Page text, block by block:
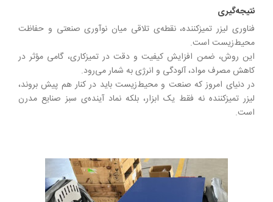
نتیجه‌گیری
فناوری لیزر تمیزکننده، نقطه‌ی تلاقی میان نوآوری صنعتی و حفاظت
محیط‌زیست است.
این روش، ضمن افزایش کیفیت و دقت در تمیزکاری، گامی مؤثر در
کاهش مصرف مواد، آلودگی و انرژی به شمار می‌رود.
در دنیای امروز که صنعت و محیط‌زیست باید در کنار هم پیش بروند،
لیزر تمیزکننده نه فقط یک ابزار، بلکه نماد آینده‌ی سبز صنایع مدرن
است.